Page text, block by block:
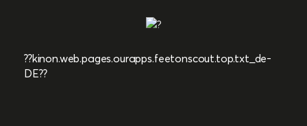
??kinon.web.pages.ourapps.feetonscout.top.txt_de-
DE??